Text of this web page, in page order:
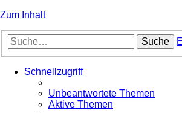
Zum Inhalt
Suche
Schnellzugriff
Unbeantwortete Themen
Aktive Themen